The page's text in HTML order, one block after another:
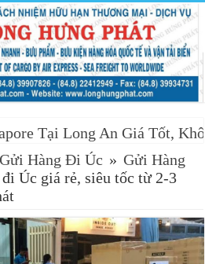
Tại Long An Giá Tốt,
Hàng Đi Úc » Gửi Hàng
Úc giá rẻ, siêu tốc từ 2-3